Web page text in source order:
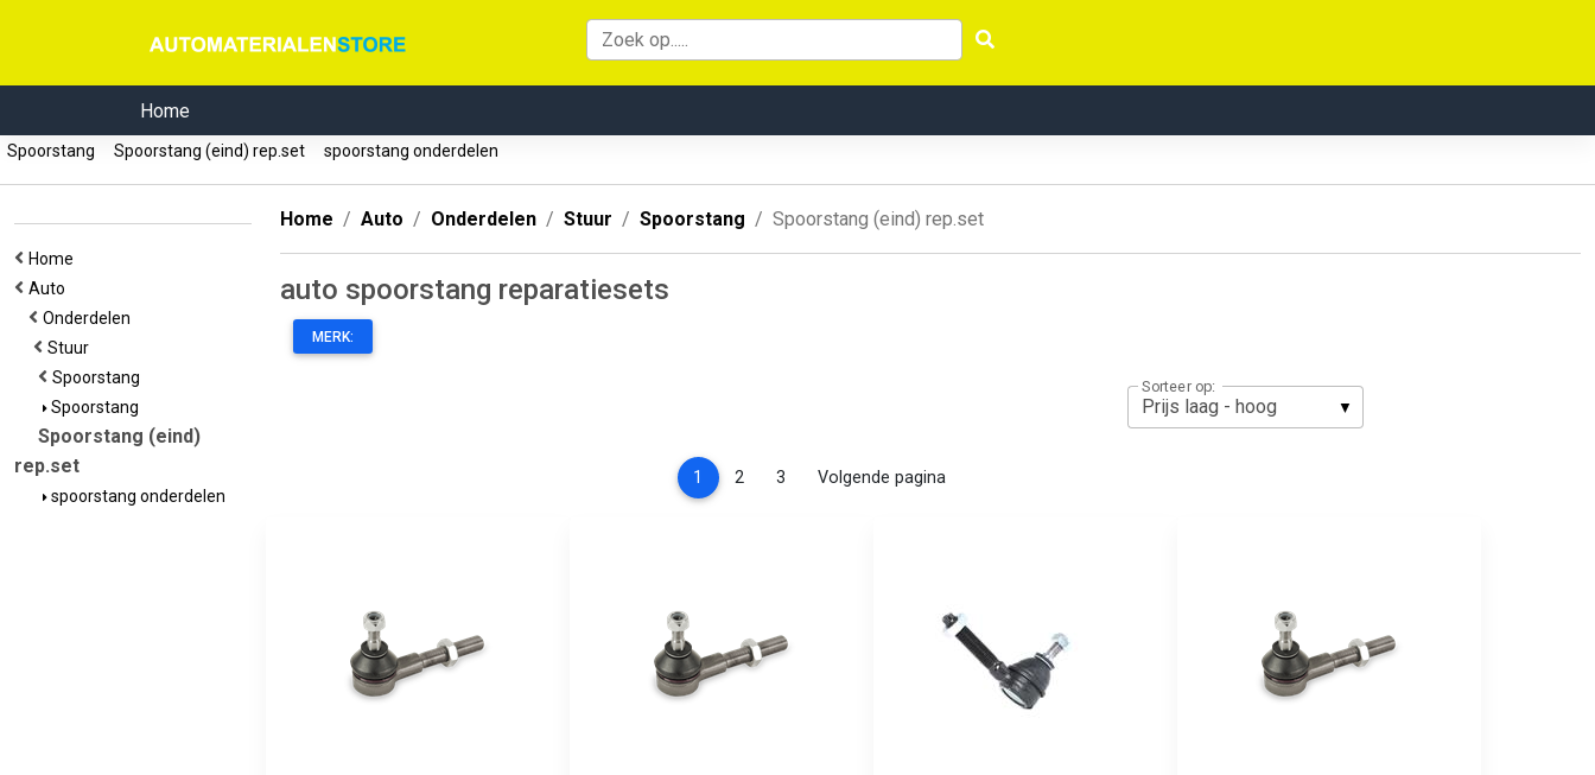
Home
Spoorstang Spoorstang (eind) rep.set spoorstang onderdelen
Home
Auto
Onderdelen
Stuur
Spoorstang
Spoorstang
Spoorstang (eind)
rep.set
spoorstang onderdelen
Home Auto Onderdelen Stuur Spoorstang Spoorstang (eind) rep.set
auto spoorstang reparatiesets
MERK:
Sorteer op:
1 (current)
2 3 Volgende pagina